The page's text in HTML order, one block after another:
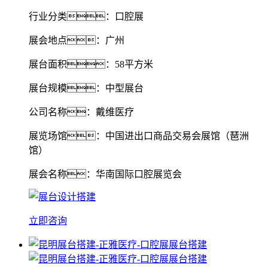
行业分类：口腔展
展会地点：广州
展台面积：58平方米
展台规模：中型展台
公司名称：戴维医疗
展览场馆：中国进出口商品交易会展馆（琶洲
馆）
展会名称：华南国际口腔展览会
立即咨询